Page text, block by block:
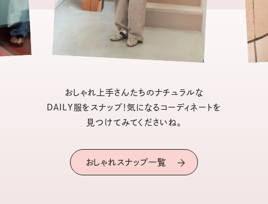
おしゃれ上手さんたちのナチュラルな
DAILY服をスナップ！気になるコーディネートを
見つけてみてくださいね。
おしゃれスナップ一覧